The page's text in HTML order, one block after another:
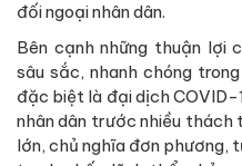
đối ngoại nhân dân.
Bên cạnh những thuận lợi
sâu sắc, nhanh chóng
đặc biệt là đại dịch
nhân dân trước nhiều thách
lớn, chủ nghĩa đơn phương,